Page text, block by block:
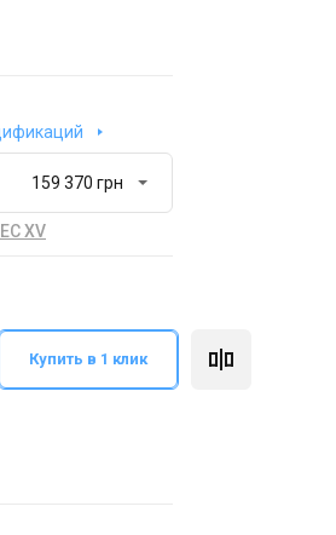
XV
Купить в 1 клик